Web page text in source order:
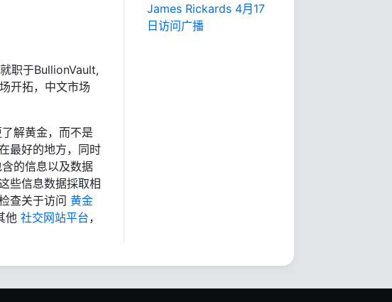
职于BullionVault,
开拓，中文市场
解黄金，而不是
最好的地方，同时
的信息以及数据
些信息数据採取相
查关于访问 黄金
他 社交网站平台，
James Rickards 4月17
日访问广播